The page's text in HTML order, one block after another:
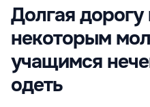
Долгая
некоторым
учащимся
одеть